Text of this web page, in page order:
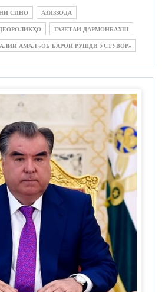
СИНО
АЗИЗЗОДА
ГАЗЕТАИ ДАРМОНБАХШ
АМАЛ «ОБ БАРОИ РУШДИ УСТУВОР»